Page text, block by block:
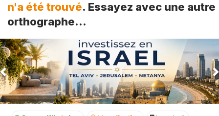
n'a été trouvé. Essayez avec une autre
orthographe...
Previous